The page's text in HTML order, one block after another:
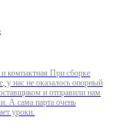
компактная При сборке
у нас не оказалось опорный
и отправили нам
А сама парта очень
уроки.